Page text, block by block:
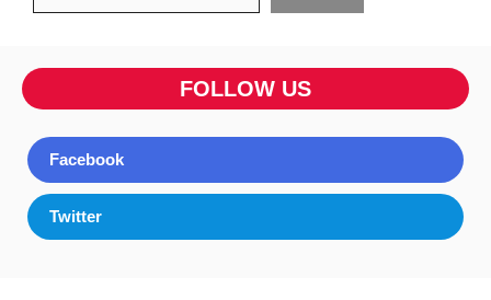
FOLLOW US
Facebook
Twitter